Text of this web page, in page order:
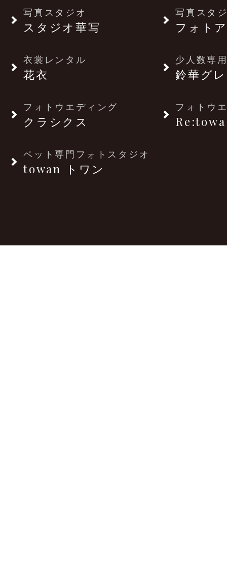
写真スタジオ
スタジオ華写
写真スタ
フォト
衣裳レンタル
花衣
少人数専
鈴華グ
フォトウエディング
クラシクス
フォトウ
Re:towa
ペット専門フォトスタジオ
towan トワン